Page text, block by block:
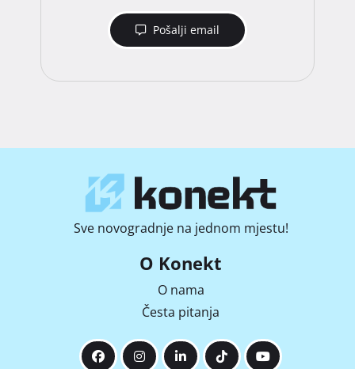
Pošalji email
Sve novogradnje na jednom mjestu!
O Konekt
O nama
Česta pitanja